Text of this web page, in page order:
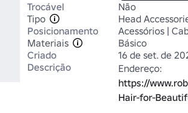
Trocável
Não
Tipo
Head
Posicionamento
Acessórios |
Materiais
Básico
Criado
16 de set. de
Descrição
https://
Hair-for-